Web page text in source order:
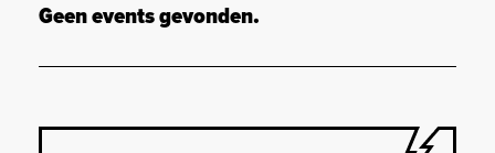
Geen events gevonden.